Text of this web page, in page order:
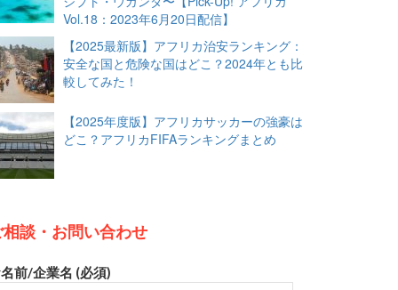
Vol.18：2023年6月20日配信】
【2025最新版】アフリカ治安ランキング：
安全な国と危険な国はどこ？2024年とも比
較してみた！
【2025年度版】アフリカサッカーの強豪は
どこ？アフリカFIFAランキングまとめ
談・お問い合わせ
前/企業名 (必須)